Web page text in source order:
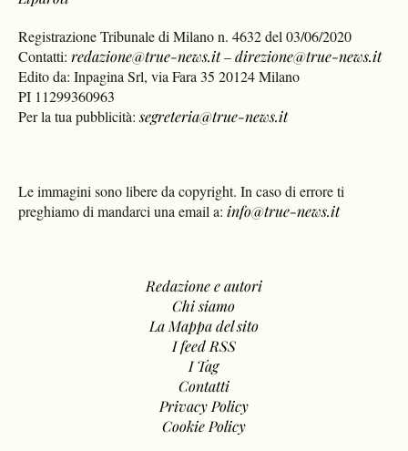
Registrazione Tribunale di Milano n. 4632 del 03/06/2020
Contatti:redazione@true-news.it–direzione@true-news.it
Edito da: Inpagina Srl, via Fara 35 20124 Milano
PI 11299360963
Per la tua pubblicità:segreteria@true-news.it
Le immagini sono libere da copyright. In caso di errore ti
preghiamo di mandarci una email a: info@true-news.it
Redazione e autori
Chi siamo
La Mappa del sito
I feed RSS
I Tag
Contatti
Privacy Policy
Cookie Policy